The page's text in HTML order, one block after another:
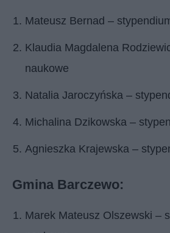
Mateusz Bernad –
Klaudia Magdalena
naukowe
Natalia Jaroczyńska –
Michalina Dzikowska –
Agnieszka Krajewska –
Gmina Barczewo:
Marek Mateusz Olszewski –